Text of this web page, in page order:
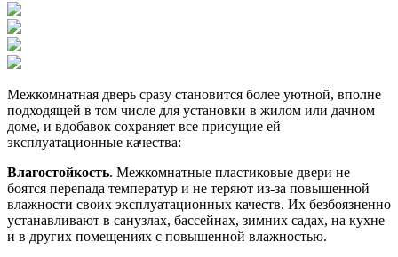
Межкомнатная дверь сразу становится более уютной, вполне
подходящей в том числе для установки в жилом или дачном
доме, и вдобавок сохраняет все присущие ей
эксплуатационные качества:
Влагостойкость. Межкомнатные пластиковые двери не
боятся перепада температур и не теряют из-за повышенной
влажности своих эксплуатационных качеств. Их безбоязненно
устанавливают в санузлах, бассейнах, зимних садах, на кухне
и в других помещениях с повышенной влажностью.